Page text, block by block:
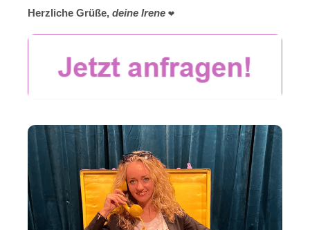
Herzliche Grüße, deine Irene ❤️